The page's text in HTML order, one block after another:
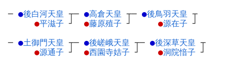
─ ●後白河天皇 ┬
●平滋子 ┘
─ ●高倉天皇 ┬
●藤原殖子 ┘
─ ●後鳥羽天皇 ┬
●源在子 ┘
─ ●土御門天皇 ┬
●源通子 ┘
─ ●後嵯峨天皇 ┬
●西園寺姞子 ┘
─ ●後深草天皇 ┬
●洞院愔子 ┘